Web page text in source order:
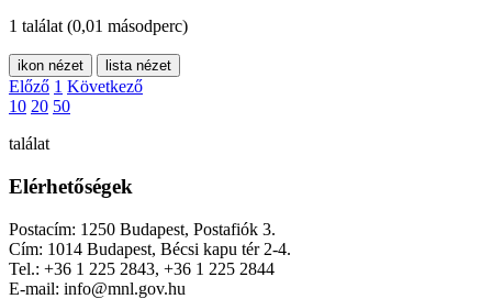
1 találat (0,01 másodperc)
ikon nézet lista nézet
Előző 1 Következő
10 20 50
találat
Elérhetőségek
Postacím: 1250 Budapest, Postafiók 3.
Cím: 1014 Budapest, Bécsi kapu tér 2-4.
Tel.: +36 1 225 2843, +36 1 225 2844
E-mail: info@mnl.gov.hu